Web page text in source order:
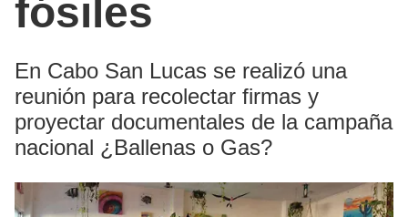
fósiles
En Cabo San Lucas se realizó una
reunión para recolectar firmas y
proyectar documentales de la campaña
nacional ¿Ballenas o Gas?